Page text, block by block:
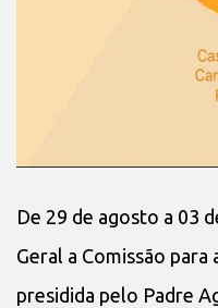
De 29 de agosto a 03
Geral a Comissão
presidida pelo Padre